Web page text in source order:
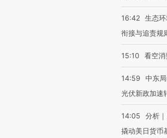
16:42 生态
衔接与追责规
15:10 看空消
14:59
中东
光伏新政加速
14:05
分析
撬动美日货币